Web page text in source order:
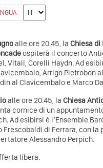
alle ore 20.45, la Chiesa di
ospiterà il concerto
Vitali, Corelli Haydn. Ad
Arrigo Pietrobon
al Clavicembalo e Marco
alle ore 20.45, la Chiesa
cornice di un
Ad esibirsi è l’Ensemble
Frescobaldi di Ferrara, con la
Alessandro Perpich.
libera.